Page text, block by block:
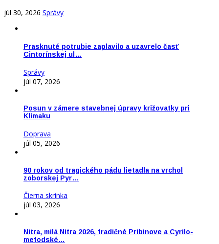
júl 30, 2026 Správy
Prasknuté potrubie zaplavilo a uzavrelo časť
Cintorínskej ul…
Správy
júl 07, 2026
Posun v zámere stavebnej úpravy križovatky pri
Klimaku
Doprava
júl 05, 2026
90 rokov od tragického pádu lietadla na vrchol
zoborskej Pyr…
Čierna skrinka
júl 03, 2026
Nitra, milá Nitra 2026, tradičné Pribinove a Cyrilo-
metodské…